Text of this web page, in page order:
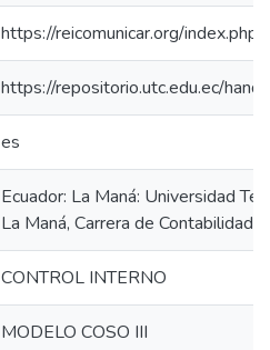
https://reicomunicar.org/
https://repositorio.utc.edu.ec/
es
Ecuador: La Maná: Universidad
La Maná, Carrera de Contabilidad.
CONTROL INTERNO
MODELO COSO III